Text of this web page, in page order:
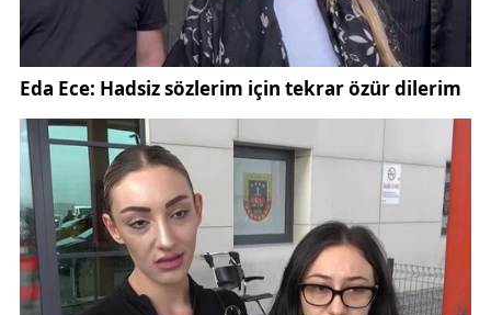
sanat dünyasında büyük bir üzüntüyle karşılandı.
Arkasında onlarca tiyatro eseri, dizi ve filmdeki
unutulmaz performanslarıyla anılmaya devam ediyor.
İstemi Betil, Türk tiyatrosu ve ekranlarında iz
bırakmış usta bir oyuncu olarak sanat tarihine geçti.
Hem sahnede hem ekranda hem de seslendirme
dünyasında gösterdiği başarılarla hafızalara kazındı.
Bugün hâlâ projeleri ve seslendirmeleriyle anılmaya
devam ediyor.